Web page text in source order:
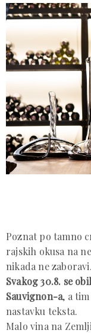
Poznat po tamno
rajskih okusa na
nikada ne zaboravi.
Svakog 30.8. se
Sauvignon-a, a tim
nastavku teksta.
Malo vina na